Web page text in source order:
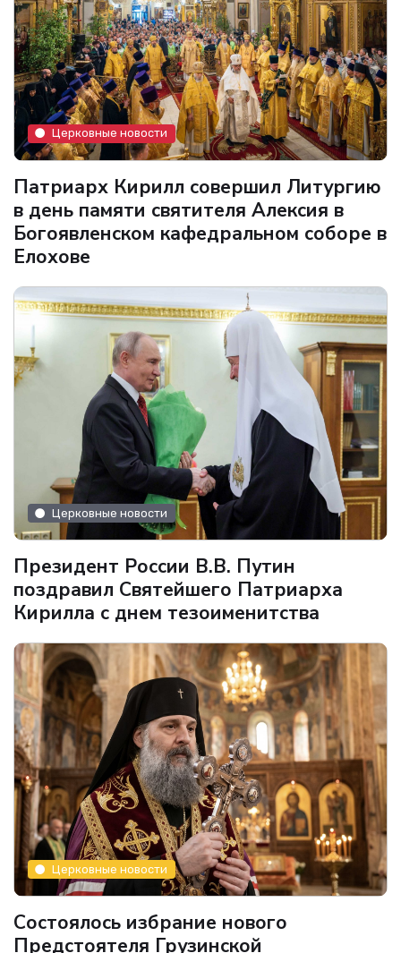
Церковные новости
Патриарх Кирилл совершил Литургию
в день памяти святителя Алексия в
Богоявленском кафедральном соборе в
Елохове
Церковные новости
Президент России В.В. Путин
поздравил Святейшего Патриарха
Кирилла с днем тезоименитства
Церковные новости
Состоялось избрание нового
Предстоятеля Грузинской